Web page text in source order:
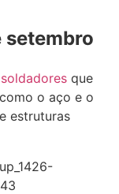
setembro
soldadores que
o aço e o
estruturas